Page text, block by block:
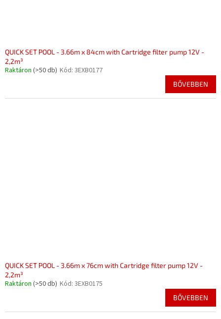
QUICK SET POOL - 3.66m x 84cm with Cartridge filter pump 12V -
2,2m³
Raktáron (>50 db) Kód: 3EXB0177
BŐVEBBEN
QUICK SET POOL - 3.66m x 76cm with Cartridge filter pump 12V -
2,2m³
Raktáron (>50 db) Kód: 3EXB0175
BŐVEBBEN